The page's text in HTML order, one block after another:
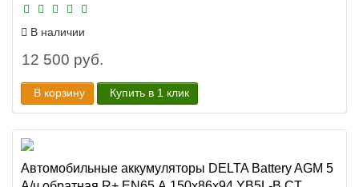
В наличии
12 500 руб.
В корзину Купить в 1 клик
Автомобильные аккумуляторы DELTA Battery AGM 5